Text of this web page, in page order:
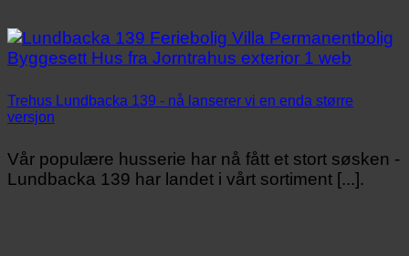
Trehus Lundbacka 139 - nå lanserer vi en enda større
versjon
Vår populære husserie har nå fått et stort søsken -
Lundbacka 139 har landet i vårt sortiment [...].